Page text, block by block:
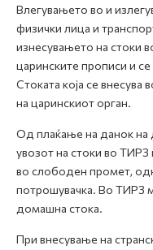
Влегувањето во и
физички лица и
изнесувањето на стоки
царинските прописи и
Стоката која се внесува
на царинскиот орган.
Од плаќање на данок
увозот на стоки во
во слободен промет,
потрошувачка. Во ТИРЗ
домашна стока.
При внесување на